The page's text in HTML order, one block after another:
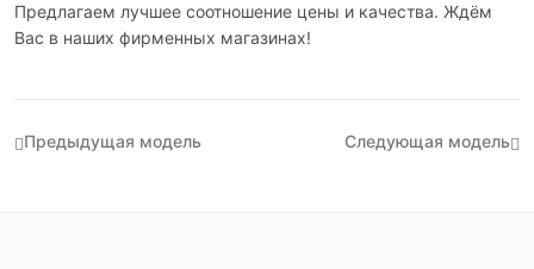
Предлагаем лучшее соотношение цены и качества. Ждём
Вас в наших фирменных магазинах!
Предыдущая модель Следующая модель